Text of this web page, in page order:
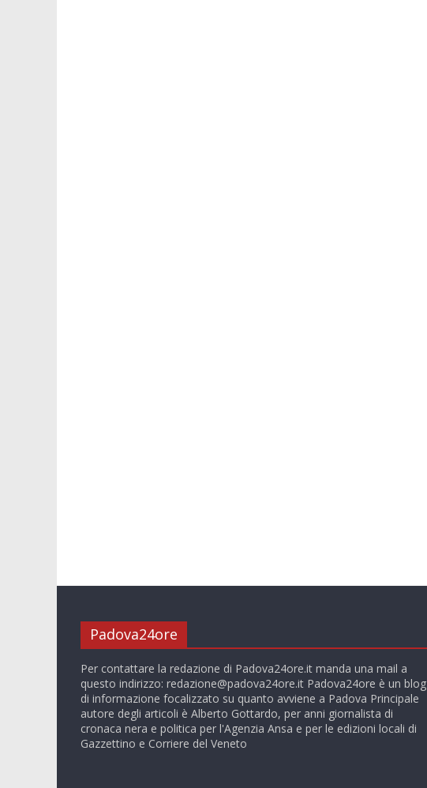
Padova24ore
Per contattare la redazione di Padova24ore.it manda una mail a
questo indirizzo: redazione@padova24ore.it Padova24ore è un blog
di informazione focalizzato su quanto avviene a Padova Principale
autore degli articoli è Alberto Gottardo, per anni giornalista di
cronaca nera e politica per l'Agenzia Ansa e per le edizioni locali di
Gazzettino e Corriere del Veneto